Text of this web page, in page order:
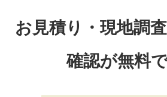
お見積り・現地調
確認が無料